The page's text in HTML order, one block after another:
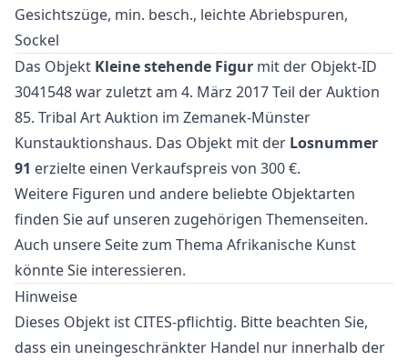
Gesichtszüge, min. besch., leichte Abriebspuren,
Sockel
Das Objekt Kleine stehende Figur mit der Objekt-ID
3041548 war zuletzt am 4. März 2017 Teil der Auktion
85. Tribal Art Auktion im Zemanek-Münster
Kunstauktionshaus. Das Objekt mit der Losnummer
91 erzielte einen Verkaufspreis von 300 €.
Weitere Figuren und andere beliebte Objektarten
finden Sie auf unseren zugehörigen Themenseiten.
Auch unsere Seite zum Thema Afrikanische Kunst
könnte Sie interessieren.
Hinweise
Dieses Objekt ist CITES-pflichtig. Bitte beachten Sie,
dass ein uneingeschränkter Handel nur innerhalb der